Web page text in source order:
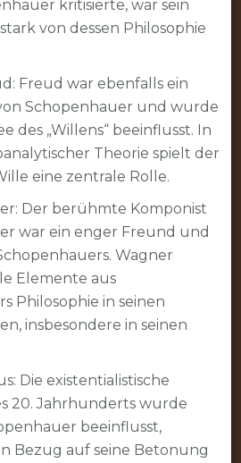
kritisierte, war sein
von dessen Philosophie
Freud war ebenfalls ein
Schopenhauer und wurde
des „Willens“ beeinflusst. In
Theorie spielt der
eine zentrale Rolle.
Der berühmte Komponist
war ein enger Freund und
Wagner
Elemente aus
Philosophie in seinen
insbesondere in seinen
Die existentialistische
20. Jahrhunderts wurde
beeinflusst,
Bezug auf seine Betonung